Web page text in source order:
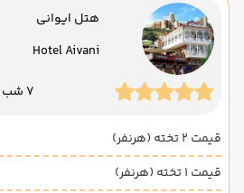
هتل ایوانی
Hotel Aivani
7 شب
قیمت 2 تخته (هرنفر)
قیمت 1 تخته (هرنفر)